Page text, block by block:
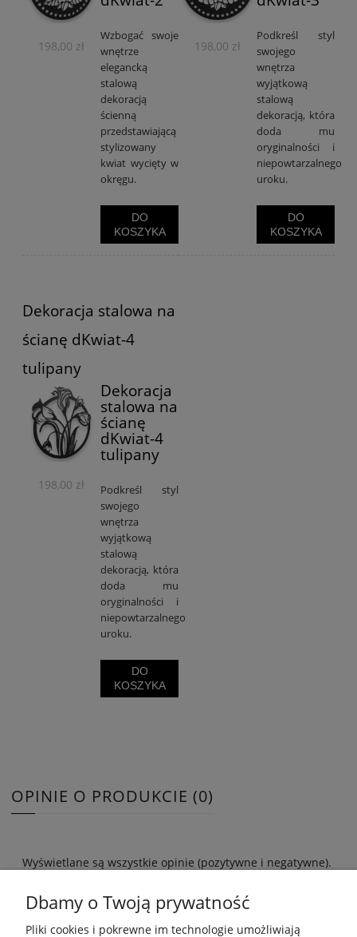
198,00 zł
Wzbogać swoje
wnętrze
elegancką
stalową
dekoracją
ścienną
przedstawiającą
stylizowany
kwiat wycięty w
okręgu.
DO
KOSZYKA
198,00 zł
Podkreśl styl
swojego
wnętrza
wyjątkową
stalową
dekoracją, która
doda mu
oryginalności i
niepowtarzalnego
uroku.
DO
KOSZYKA
Dekoracja stalowa na
ścianę dKwiat-4
tulipany
198,00 zł
Dekoracja
stalowa na
ścianę
dKwiat-4
tulipany
Podkreśl styl
swojego
wnętrza
wyjątkową
stalową
dekoracją, która
doda mu
oryginalności i
niepowtarzalnego
uroku.
DO
KOSZYKA
OPINIE O PRODUKCIE (0)
Wyświetlane są wszystkie opinie (pozytywne i negatywne).
Dbamy o Twoją prywatność
Pliki cookies i pokrewne im technologie umożliwiają